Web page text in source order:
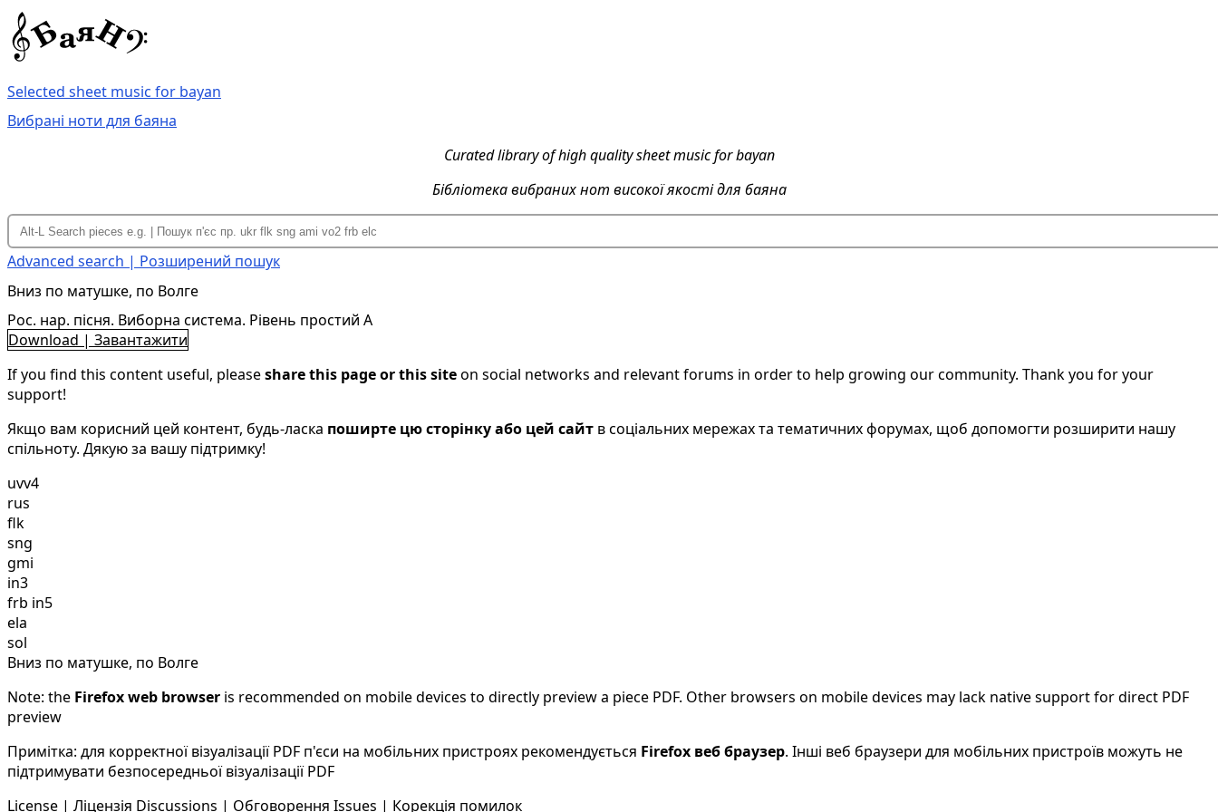
Selected sheet music for bayan
Вибрані ноти для баяна
Curated library of high quality sheet music for bayan
Бібліотека вибраних нот високої якості для баяна
Advanced search | Розширений пошук
Вниз по матушке, по Волге
Рос. нар. пісня. Виборна система. Рівень простий A
Download | Завантажити
If you find this content useful, pleaseshare this page or this siteon social networks and relevant forums in order to help growing our community. Thank you for your
support!
Якщо вам корисний цей контент, будь-ласка поширте цю сторінку або цей сайт в соціальних мережах та тематичних форумах, щоб допомогти розширити нашу
спільноту. Дякую за вашу підтримку!
uvv4
rus
flk
sng
gmi
in3
frb in5
ela
sol
Вниз по матушке, по Волге
Note: the Firefox web browser is recommended on mobile devices to directly preview a piece PDF. Other browsers on mobile devices may lack native support for direct PDF
preview
Примітка: для корректної візуалізації PDF п'єси на мобільних пристроях рекомендується Firefox веб браузер. Інші веб браузери для мобільних пристроїв можуть не
підтримувати безпосередньої візуалізації PDF
License | Ліцензія Discussions | Обговорення Issues | Корекція помилок